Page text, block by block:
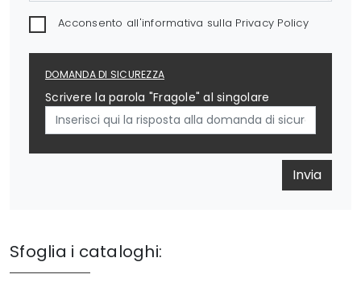
Acconsento all'informativa sulla Privacy Policy
DOMANDA DI SICUREZZA
Scrivere la parola "Fragole" al singolare
Invia
Sfoglia i cataloghi: